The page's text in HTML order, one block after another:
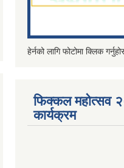
हेर्नको लागि फोटोमा क्लिक
फिक्कल महोत्सव
कार्यक्रम